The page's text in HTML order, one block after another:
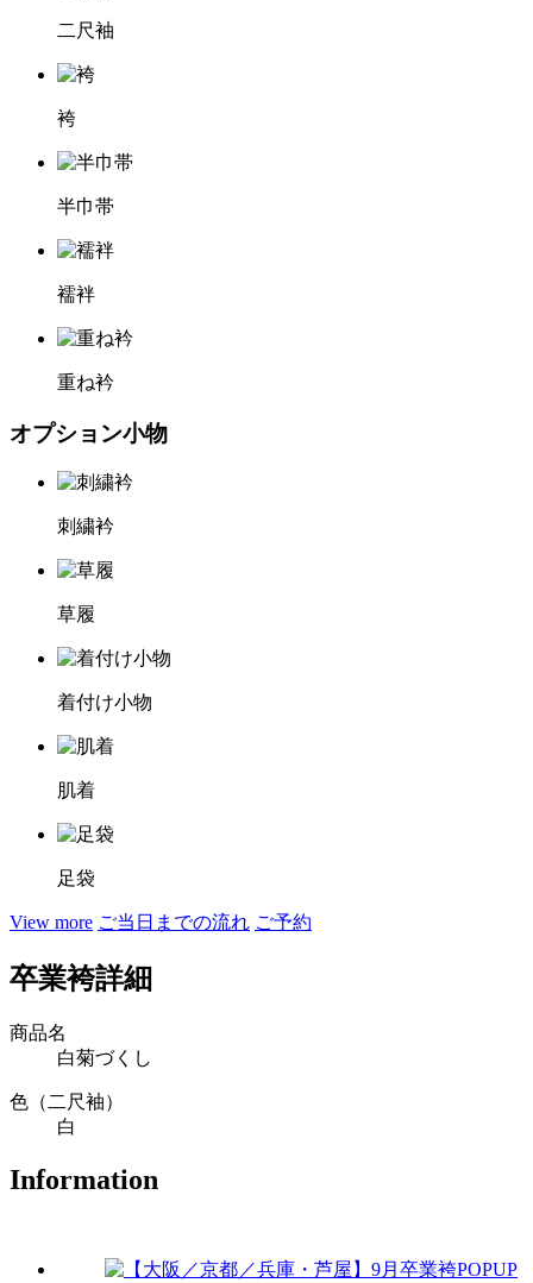
二尺袖
袴
半巾帯
襦袢
重ね衿
オプション小物
刺繍衿
草履
着付け小物
肌着
足袋
View more ご当日までの流れ ご予約
卒業袴詳細
商品名
白菊づくし
色（二尺袖）
白
Information